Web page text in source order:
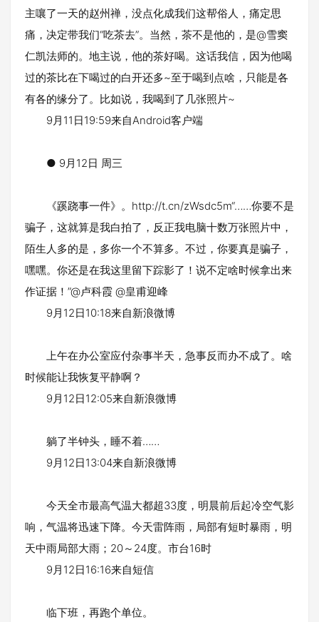
主嚷了一天的赵州禅，没点化成我们这帮俗人，痛定思
痛，决定带我们“吃茶去”。当然，茶不是他的，是@雪窦
仁凯法师的。地主说，他的茶好喝。这话我信，因为他喝
过的茶比在下喝过的白开还多~至于喝到点啥，只能是各
有各的缘分了。比如说，我喝到了几张照片~
9月11日19:59来自Android客户端
● 9月12日 周三
《蹊跷事一件》。http://t.cn/zWsdc5m“……你要不是
骗子，这就算是我白拍了，反正我电脑十数万张照片中，
陌生人多的是，多你一个不算多。不过，你要真是骗子，
嘿嘿。你还是在我这里留下踪影了！说不定啥时候拿出来
作证据！”@卢科霞 @皇甫迎峰
9月12日10:18来自新浪微博
上午在办公室应付杂事半天，急事反而办不成了。啥
时候能让我恢复平静啊？
9月12日12:05来自新浪微博
躺了半钟头，睡不着……
9月12日13:04来自新浪微博
今天全市最高气温大都超33度，明晨前后起冷空气影
响，气温将迅速下降。今天雷阵雨，局部有短时暴雨，明
天中雨局部大雨；20～24度。市台16时
9月12日16:16来自短信
临下班，再跑个单位。